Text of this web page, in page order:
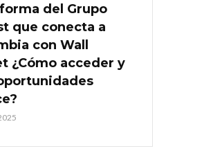
del Grupo
que conecta a
con Wall
¿Cómo acceder y